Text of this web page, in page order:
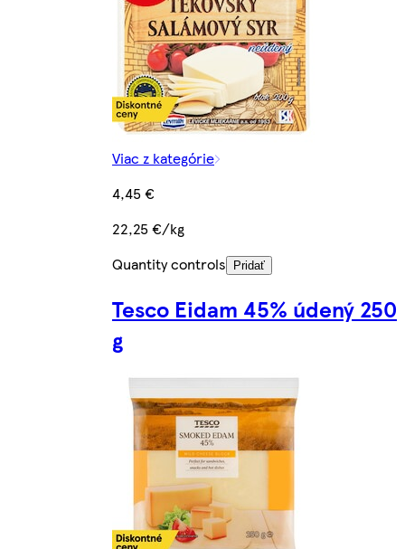
Viac z kategórie
4,45 €
22,25 €/kg
Quantity controls
Pridať
Tesco Eidam 45% údený 250
g